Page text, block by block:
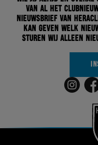
van al het
nieuwsbrief van
kan geven welk
sturen wij alleen